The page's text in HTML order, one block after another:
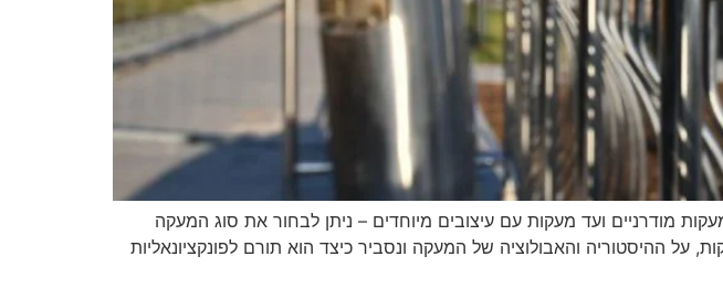
מודרניים ועד מעקות עם עיצובים מיוחדים – ניתן לבחור את סוג המעקה
על ההיסטוריה והאבולוציה של המעקה ונסביר כיצד הוא תורם לפונקציונאליות